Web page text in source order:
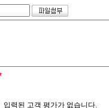
입력된 고객 평가가 없습니다.